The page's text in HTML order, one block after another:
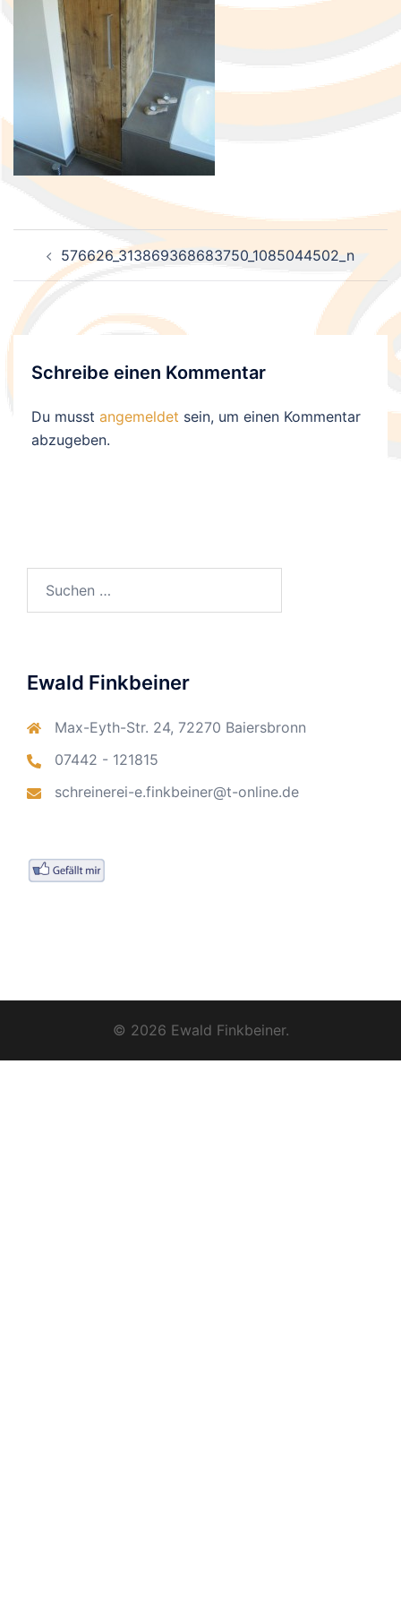
Beitragsnavigation
576626_313869368683750_1085044502_n
Schreibe einen Kommentar
Du musst angemeldet sein, um einen Kommentar
abzugeben.
Ewald Finkbeiner
Max-Eyth-Str. 24, 72270 Baiersbronn
07442 - 121815
schreinerei-e.finkbeiner@t-online.de
© 2026 Ewald Finkbeiner.